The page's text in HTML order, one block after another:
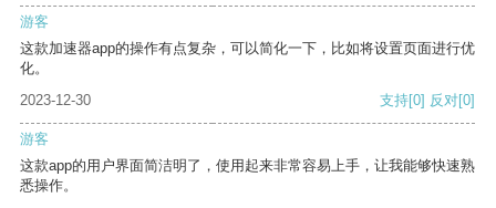
游客
这款加速器app的操作有点复杂，可以简化一下，比如将设置页面进行优
化。
2023-12-30
支持[0] 反对[0]
游客
这款app的用户界面简洁明了，使用起来非常容易上手，让我能够快速熟
悉操作。